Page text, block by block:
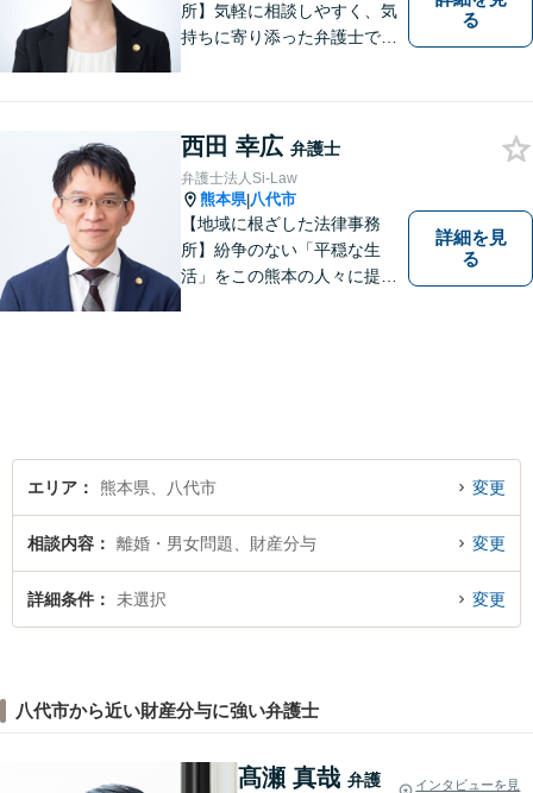
所】気軽に相談しやすく、気
持ちに寄り添った弁護士であ
いく解決のサポートができま
すよう、一つ一つのご依頼に
誠実に取り組んでまいりま
す。
る
西田 幸広 弁護士
弁護士法人Si-Law
熊本県|八代市
【地域に根ざした法律事務
所】紛争のない「平穏な生
活」をこの熊本の人々に提供
んでまいります。
詳細を見
る
エリア 熊本県、八代市 変更
相談内容 離婚・男女問題、財産分与 変更
詳細条件 未選択 変更
八代市から近い財産分与に強い弁護士
髙瀬 真哉 弁護
インタビューを見